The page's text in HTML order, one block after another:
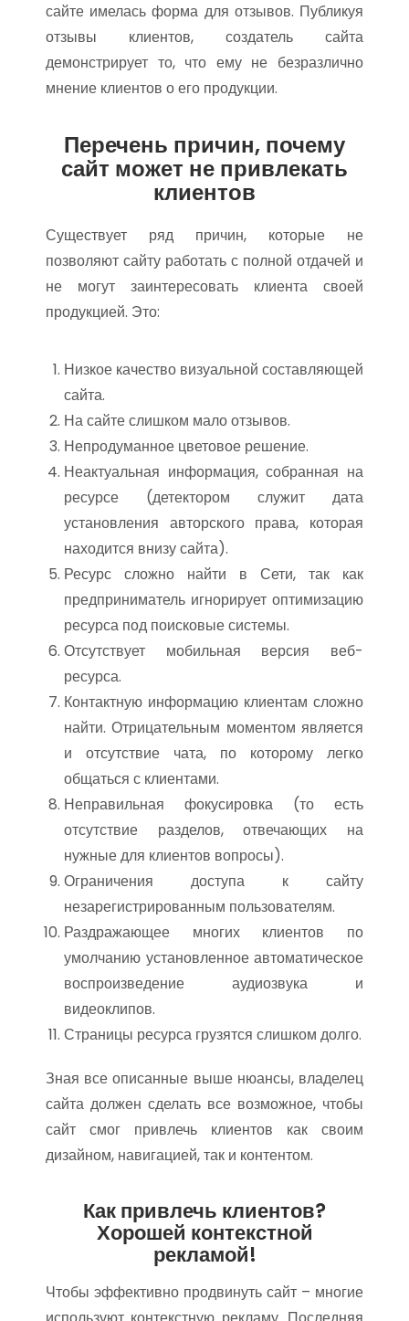
сайте имелась форма для отзывов. Публикуя
отзывы клиентов, создатель сайта
демонстрирует то, что ему не безразлично
мнение клиентов о его продукции.
Перечень причин, почему
сайт может не привлекать
клиентов
Существует ряд причин, которые не
позволяют сайту работать с полной отдачей и
не могут заинтересовать клиента своей
продукцией. Это:
Низкое качество визуальной составляющей
сайта.
На сайте слишком мало отзывов.
Непродуманное цветовое решение.
Неактуальная информация, собранная на
ресурсе (детектором служит дата
установления авторского права, которая
находится внизу сайта).
Ресурс сложно найти в Сети, так как
предприниматель игнорирует оптимизацию
ресурса под поисковые системы.
Отсутствует мобильная версия веб-
ресурса.
Контактную информацию клиентам сложно
найти. Отрицательным моментом является
и отсутствие чата, по которому легко
общаться с клиентами.
Неправильная фокусировка (то есть
отсутствие разделов, отвечающих на
нужные для клиентов вопросы).
Ограничения доступа к сайту
незарегистрированным пользователям.
Раздражающее многих клиентов по
умолчанию установленное автоматическое
воспроизведение аудиозвука и
видеоклипов.
Страницы ресурса грузятся слишком долго.
Зная все описанные выше нюансы, владелец
сайта должен сделать все возможное, чтобы
сайт смог привлечь клиентов как своим
дизайном, навигацией, так и контентом.
Как привлечь клиентов?
Хорошей контекстной
рекламой!
Чтобы эффективно продвинуть сайт – многие